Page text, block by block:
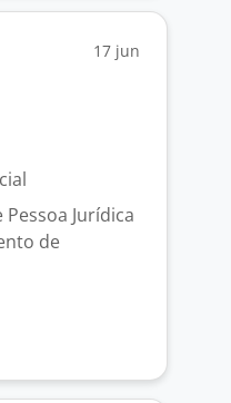
17 jun
Jurídica
de